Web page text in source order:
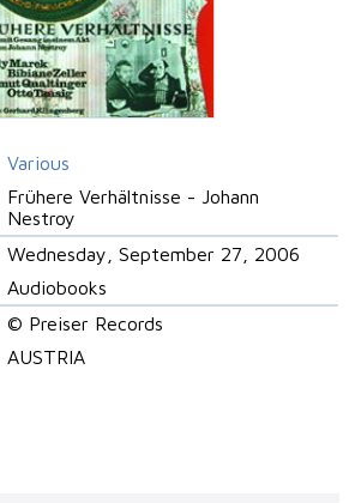
Various
Frühere Verhältnisse - Johann
Nestroy
Wednesday, September 27, 2006
Audiobooks
© Preiser Records
AUSTRIA